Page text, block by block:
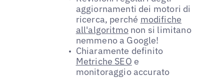
aggiornamenti dei motori di
ricerca, perché modifiche
all'algoritmonon si limitano
nemmeno a Google!
Chiaramente definito
Metriche SEO e
monitoraggio accurato